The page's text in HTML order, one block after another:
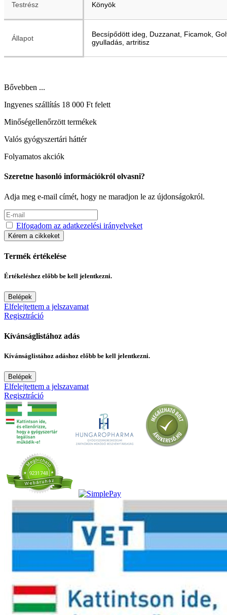
Testrész Könyök
Állapot
Becsípődött ideg, Duzzanat, Ficamok,
gyulladás, artritisz
Bővebben ...
Ingyenes szállítás 18 000 Ft felett
Minőségellenőrzött termékek
Valós gyógyszertári háttér
Folyamatos akciók
Szeretne hasonló információkról olvasni?
Adja meg e-mail címét, hogy ne maradjon le az újdonságokról.
Elfogadom az adatkezelési irányelveket
Kérem a cikkeket
Termék értékelése
Értékeléshez előbb be kell jelentkezni.
Belépek
Elfelejtettem a jelszavamat
Regisztráció
Kívánságlistához adás
Kívánságlistához adáshoz előbb be kell jelentkezni.
Belépek
Elfelejtettem a jelszavamat
Regisztráció